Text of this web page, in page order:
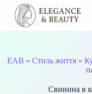
Перейти
вмісту
EAB »Стиль життя »
Свинина в